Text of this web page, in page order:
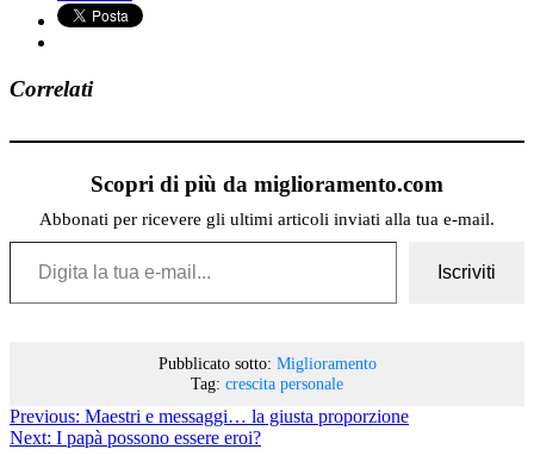
Correlati
Scopri di più da miglioramento.com
Abbonati per ricevere gli ultimi articoli inviati alla tua e-mail.
Digita la tua e-mail...
Iscriviti
Pubblicato sotto: Miglioramento
Tag: crescita personale
Previous: Maestri e messaggi… la giusta proporzione
Next: I papà possono essere eroi?